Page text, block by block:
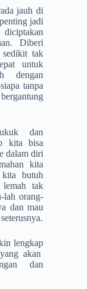
jauh di
jadi
Diberi
tak
untuk
dengan
tanpa
dan
kita bisa
dalam diri
kita
butuh
lemah tak
lah orang-
dan mau
lengkap
akan
dan